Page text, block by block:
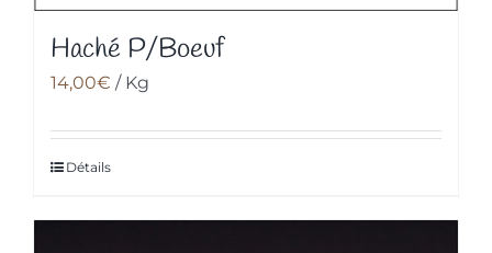
Haché P/Boeuf
14,00€ / Kg
Détails